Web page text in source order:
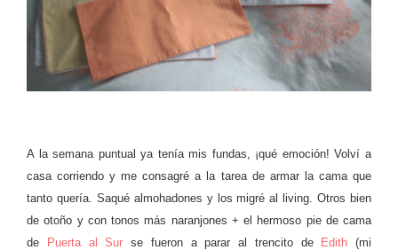
A la semana puntual ya tenía mis fundas, ¡qué emoción! Volví a
casa corriendo y me consagré a la tarea de armar la cama que
tanto quería. Saqué almohadones y los migré al living. Otros bien
de otoño y con tonos más naranjones + el hermoso pie de cama
de Puerta al Sur se fueron a parar al trencito de Edith (mi